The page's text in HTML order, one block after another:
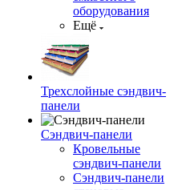
оборудования
Ещё
Трехслойные сэндвич-
панели
Сэндвич-панели
Кровельные
сэндвич-панели
Сэндвич-панели